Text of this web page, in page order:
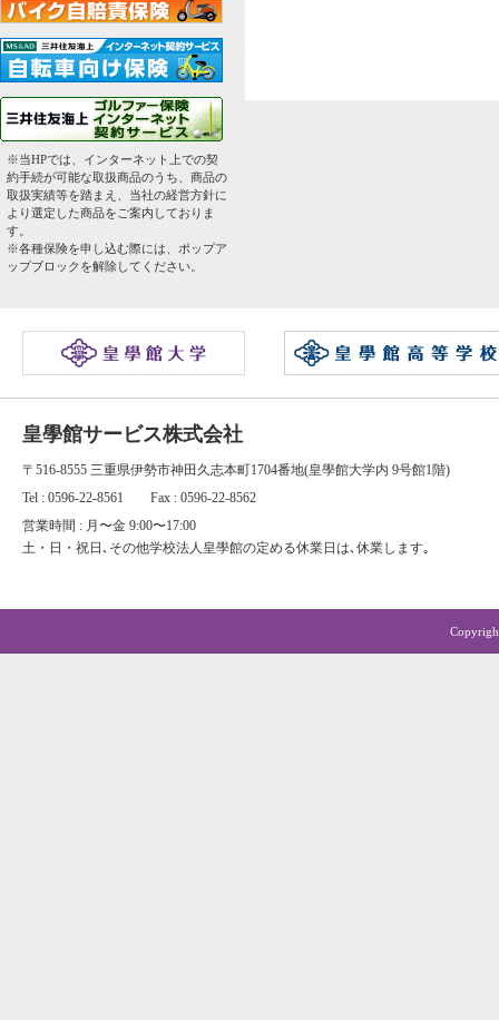
※当HPでは、インターネット上での契
約手続が可能な取扱商品のうち、商品の
取扱実績等を踏まえ、当社の経営方針に
より選定した商品をご案内しておりま
す。
※各種保険を申し込む際には、ポップア
ップブロックを解除してください。
皇學館サービス株式会社
〒516-8555 三重県伊勢市神田久志本町1704番地(皇學館大学内 9号館1階)
Tel : 0596-22-8561 Fax : 0596-22-8562
営業時間 : 月〜金 9:00〜17:00
土・日・祝日､その他学校法人皇學館の定める休業日は､休業します｡